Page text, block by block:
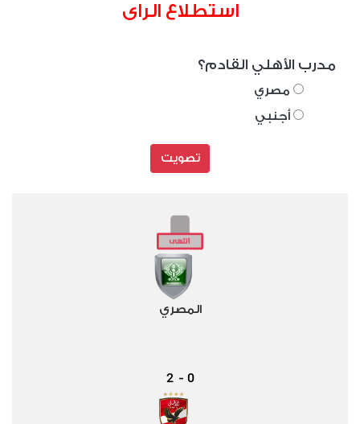
استطلاع الراى
مدرب الأهلي القادم؟
مصري
أجنبي
تصويت
المصري
0
-
2